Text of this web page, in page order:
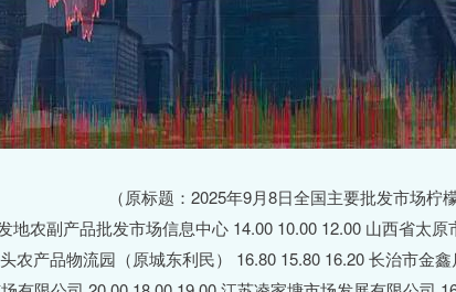
（原标题：2025年9月8日全国主要批发市场柠
地农副产品批发市场信息中心 14.00 10.00 12.00 山西省太原
农产品物流园（原城东利民） 16.80 15.80 16.20 长治市金